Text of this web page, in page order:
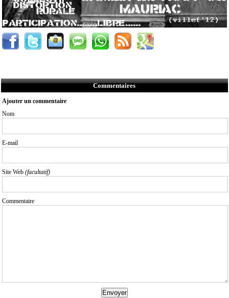
Commentaires
Ajouter un commentaire
Nom
E-mail
Site Web (facultatif)
Commentaire